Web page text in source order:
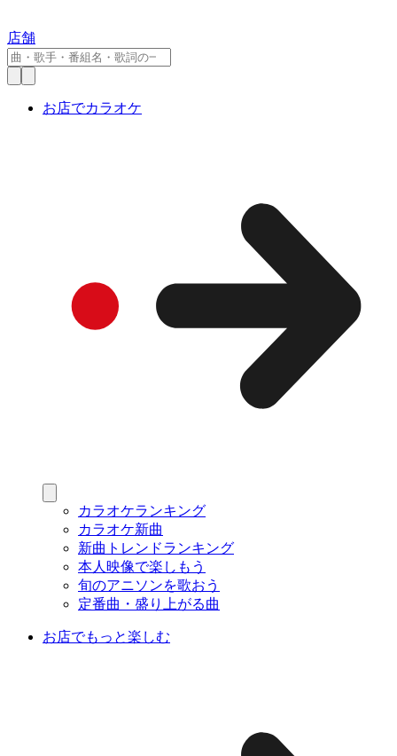
店舗
お店でカラオケ
カラオケランキング
カラオケ新曲
新曲トレンドランキング
本人映像で楽しもう
旬のアニソンを歌おう
定番曲・盛り上がる曲
お店でもっと楽しむ